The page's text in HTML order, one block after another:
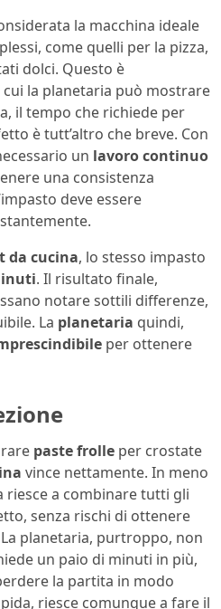
la macchina ideale
come quelli per la pizza,
dolci. Questo è
la planetaria può mostrare
il tempo che richiede per
è tutt’altro che breve. Con
un lavoro continuo
una consistenza
deve essere
da cucina, lo stesso impasto
. Il risultato finale,
notare sottili differenze,
La planetaria quindi,
per ottenere
paste frolle per crostate
vince nettamente. In meno
riesce a combinare tutti gli
senza rischi di ottenere
planetaria, purtroppo, non
un paio di minuti in più,
la partita in modo
riesce comunque a fare il